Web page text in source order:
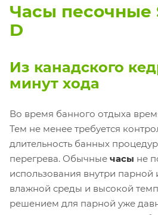
Часы песочные
D
Из канадского
минут хода
Во время банного отдыха
Тем не менее требуется
длительность банных
перегрева. Обычные часы не
использования внутри парной
влажной среды и высокой
решением для парной уже